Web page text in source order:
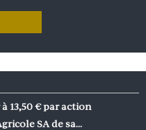
13,50 € par action
SA de sa…